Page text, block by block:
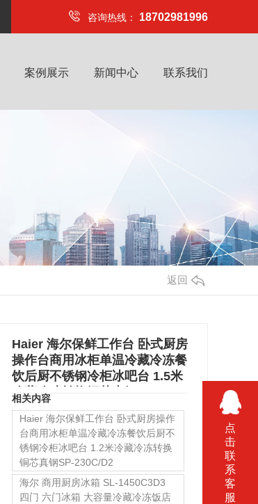
咨询热线： 18702981996
案例展示 新闻中心 联系我们
返回
Haier 海尔保鲜工作台 卧式厨房
操作台商用冰柜单温冷藏冷冻餐
饮后厨不锈钢冷柜冰吧台 1.5米
冷藏冷冻转换铜芯真钢SP-
430C/D2
相关内容
Haier 海尔保鲜工作台 卧式厨房操作
台商用冰柜单温冷藏冷冻餐饮后厨不
锈钢冷柜冰吧台 1.2米冷藏冷冻转换
铜芯真钢SP-230C/D2
海尔 商用厨房冰箱 SL-1450C3D3
四门 六门冰箱 大容量冷藏冷冻饭店
点
击
联
系
客
服